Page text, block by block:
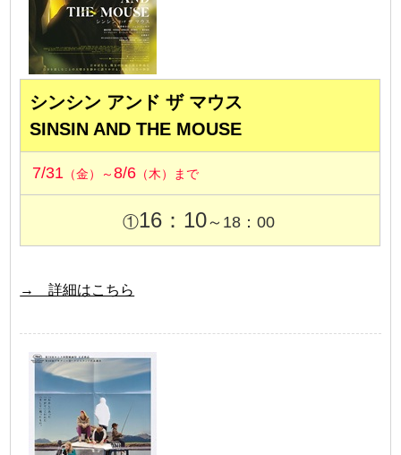
シンシン アンド ザ マウス
SINSIN AND THE MOUSE
7/31 （金）～8/6 （木）まで
①16：10～18：00
→ 詳細はこちら